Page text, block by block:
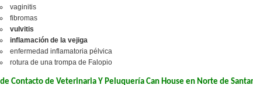
vaginitis
fibromas
vulvitis
inflamación de la vejiga
enfermedad inflamatoria pélvica
rotura de una trompa de Falopio
Contacto de Veterinaria Y Peluquería Can House en Norte de